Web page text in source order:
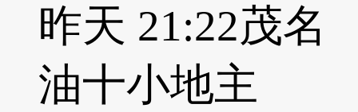
昨天 21:22茂名
油十小地主